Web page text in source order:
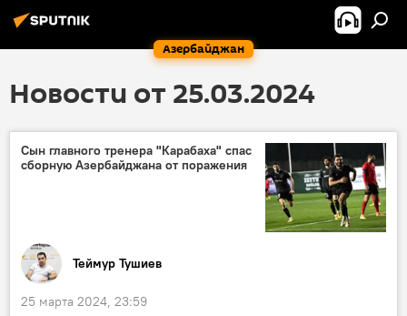
Азербайджан
Новости от 25.03.2024
Сын главного тренера "Карабаха" спас
сборную Азербайджана от поражения
Теймур Тушиев
25 марта 2024, 23:59